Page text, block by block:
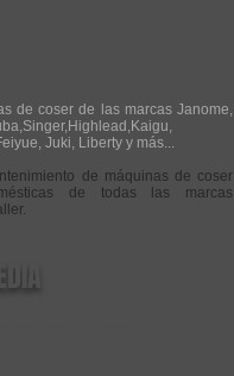
de coser de las marcas Janome,
Juki, Liberty y más...
de máquinas de coser
de todas las marcas